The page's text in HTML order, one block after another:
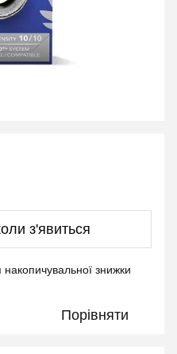
з'явиться
знижки
Порівняти